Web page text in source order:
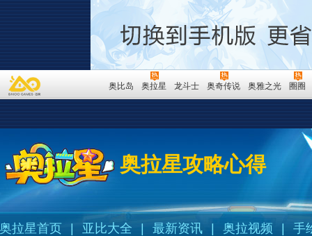
奥比岛 奥拉星 龙斗士 奥奇传说 奥雅之光 圈圈
奥拉星攻略心得
奥拉星首页 亚比大全 最新资讯 奥拉视频 手